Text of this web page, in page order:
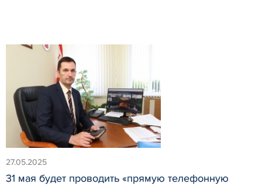
27.05.2025
31 мая будет проводить «прямую телефонную